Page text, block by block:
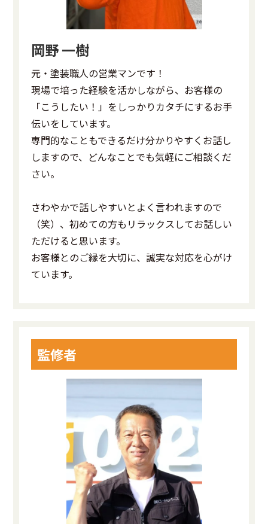
岡野 一樹
元・塗装職人の営業マンです！
現場で培った経験を活かしながら、お客様の
「こうしたい！」をしっかりカタチにするお手
伝いをしています。
専門的なこともできるだけ分かりやすくお話し
しますので、どんなことでも気軽にご相談くだ
さい。
さわやかで話しやすいとよく言われますので
（笑）、初めての方もリラックスしてお話しい
ただけると思います。
お客様とのご縁を大切に、誠実な対応を心がけ
ています。
監修者